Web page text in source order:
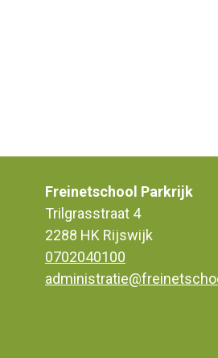
Freinetschool Parkrijk
Trilgrasstraat 4
2288 HK Rijswijk
0702040100